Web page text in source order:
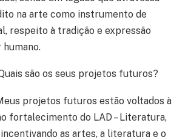
na arte como instrumento de
respeito à tradição e expressão
são os seus projetos futuros?
projetos futuros estão voltados à
fortalecimento do LAD – Literatura,
as artes, a literatura e o